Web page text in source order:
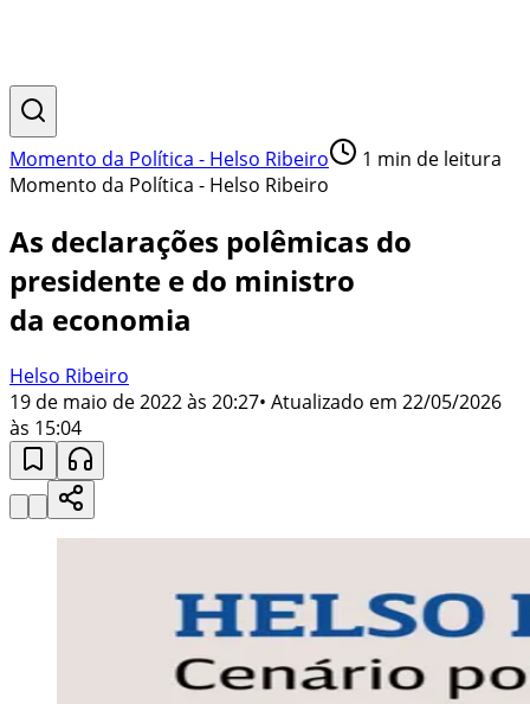
Momento da Política - Helso Ribeiro 1 min de leitura
Momento da Política - Helso Ribeiro
As declarações polêmicas do
presidente e do ministro
da economia
Helso Ribeiro
19 de maio de 2022 às 20:27• Atualizado em 22/05/2026
às 15:04